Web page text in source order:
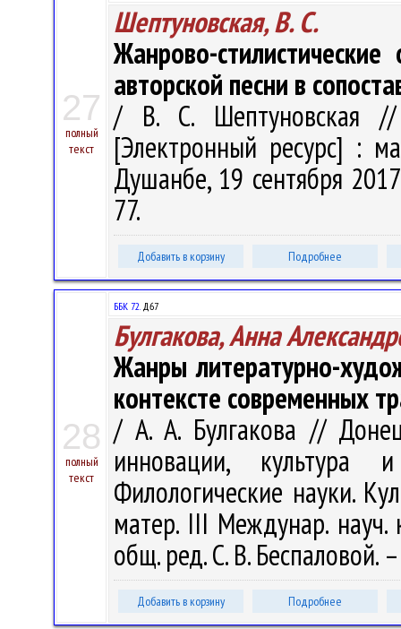
27
полный
текст
Шептуновская, В. С.
Жанрово-
авторской песни в
/ В. С. Шептуновская //
[Электронный ресурс] :
Душанбе, 19 сентября
77.
Добавить в корзину Подробнее
28
полный
текст
ББК 72.Д67
Булгакова, Анна
Жанры литературно-
контексте современных
/ А. А. Булгакова //
инновации,
Филологические науки.
матер. III Междунар.
общ. ред. С. В.
Добавить в корзину Подробнее